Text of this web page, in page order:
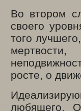
Во втором
своего
того
росте, о
любящего.